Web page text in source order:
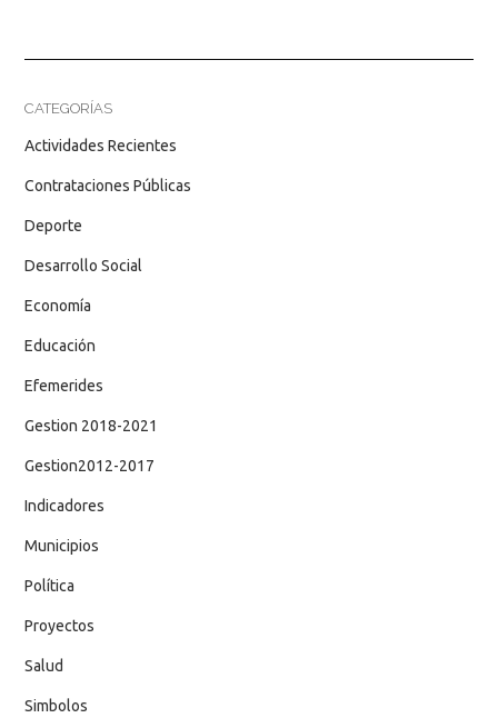
CATEGORÍAS
Actividades Recientes
Contrataciones Públicas
Deporte
Desarrollo Social
Economía
Educación
Efemerides
Gestion 2018-2021
Gestion2012-2017
Indicadores
Municipios
Política
Proyectos
Salud
Simbolos